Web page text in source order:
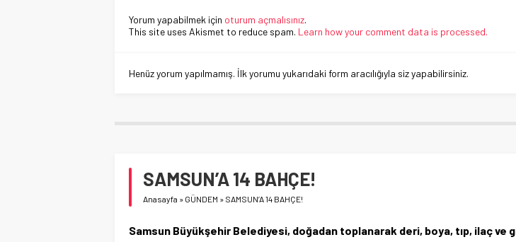
Yorum yapabilmek için oturum açmalısınız.
This site uses Akismet to reduce spam. Learn how your comment data is processed.
Henüz yorum yapılmamış. İlk yorumu yukarıdaki form aracılığıyla siz yapabilirsiniz.
SAMSUN’A 14 BAHÇE!
Anasayfa » GÜNDEM » SAMSUN’A 14 BAHÇE!
Samsun Büyükşehir Belediyesi, doğadan toplanarak deri, boya, tıp, ilaç ve